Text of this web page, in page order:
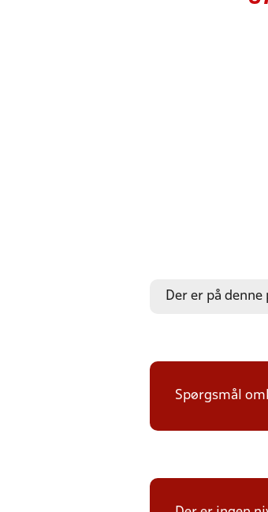
Der er på
Spørgsmål